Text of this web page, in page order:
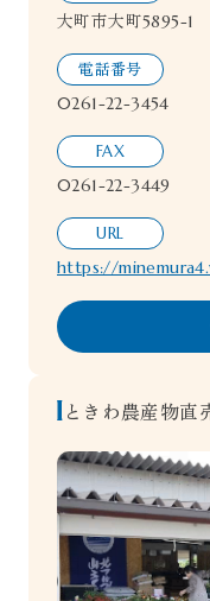
大町市大町5895-1
電話番号
0261-22-3454
FAX
0261-22-3449
URL
https://
ときわ農産物